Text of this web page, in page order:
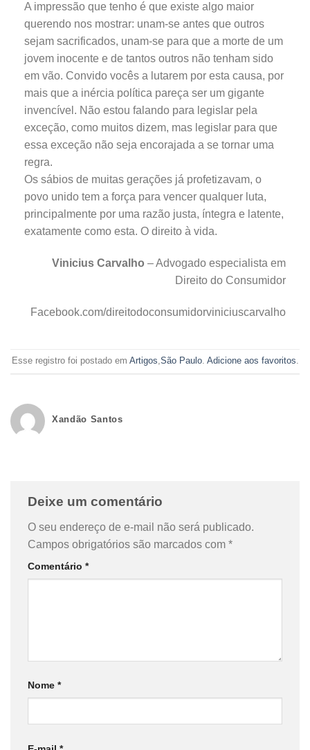
A impressão que tenho é que existe algo maior
querendo nos mostrar: unam-se antes que outros
sejam sacrificados, unam-se para que a morte de um
jovem inocente e de tantos outros não tenham sido
em vão. Convido vocês a lutarem por esta causa, por
mais que a inércia política pareça ser um gigante
invencível. Não estou falando para legislar pela
exceção, como muitos dizem, mas legislar para que
essa exceção não seja encorajada a se tornar uma
regra.
Os sábios de muitas gerações já profetizavam, o
povo unido tem a força para vencer qualquer luta,
principalmente por uma razão justa, íntegra e latente,
exatamente como esta. O direito à vida.
Vinicius Carvalho – Advogado especialista em
Direito do Consumidor
Facebook.com/direitodoconsumidorviniciuscarvalho
Esse registro foi postado em Artigos São Paulo. Adicione aos favoritos
Xandão Santos
Deixe um comentário
O seu endereço de e-mail não será publicado.
Campos obrigatórios são marcados com *
Comentário *
Nome *